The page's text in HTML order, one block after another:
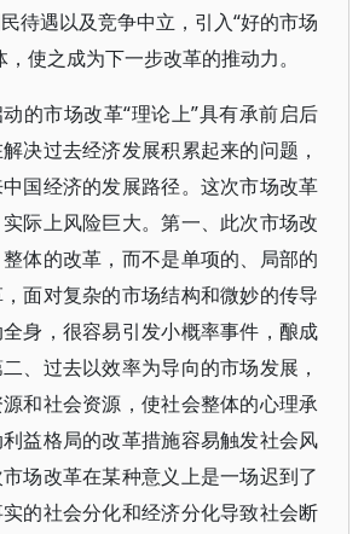
待遇以及竞争中立，引入“好的市场
使之成为下一步改革的推动力。
动的市场改革“理论上”具有承前启后
决过去经济发展积累起来的问题，
国经济的发展路径。这次市场改革
际上风险巨大。第一、此次市场改
体的改革，而不是单项的、局部的
面对复杂的市场结构和微妙的传导
身，很容易引发小概率事件，酿成
、过去以效率为导向的市场发展，
和社会资源，使社会整体的心理承
益格局的改革措施容易触发社会风
场改革在某种意义上是一场迟到了
的社会分化和经济分化导致社会断